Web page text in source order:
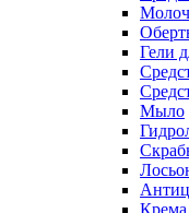
Гели
Мыло